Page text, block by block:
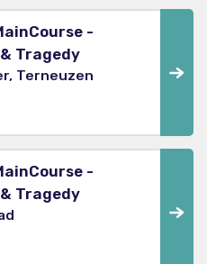
-
Tragedy
Terneuzen
-
Tragedy